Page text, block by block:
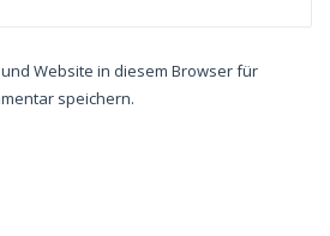
Website in diesem Browser für
speichern.